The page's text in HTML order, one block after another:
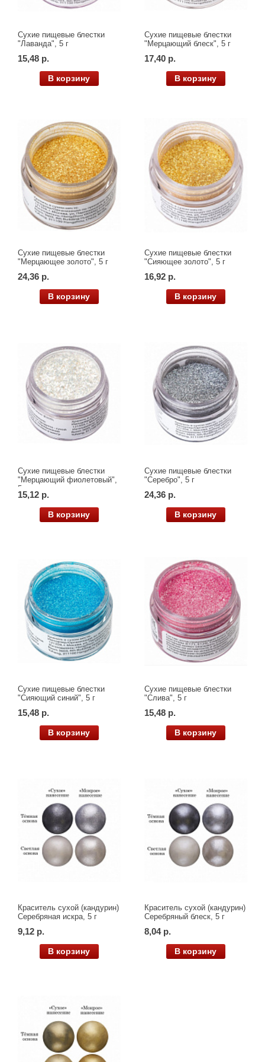
Сухие пищевые блестки
"Лаванда", 5 г
15,48 р.
В корзину
Сухие пищевые блестки
"Мерцающий блеск", 5 г
17,40 р.
В корзину
Сухие пищевые блестки
"Мерцающее золото", 5 г
24,36 р.
В корзину
Сухие пищевые блестки
"Сияющее золото", 5 г
16,92 р.
В корзину
Сухие пищевые блестки
"Мерцающий фиолетовый",
5 г
15,12 р.
В корзину
Сухие пищевые блестки
"Серебро", 5 г
24,36 р.
В корзину
Сухие пищевые блестки
"Сияющий синий", 5 г
15,48 р.
В корзину
Сухие пищевые блестки
"Слива", 5 г
15,48 р.
В корзину
Краситель сухой (кандурин)
Серебряная искра, 5 г
9,12 р.
В корзину
Краситель сухой (кандурин)
Серебряный блеск, 5 г
8,04 р.
В корзину